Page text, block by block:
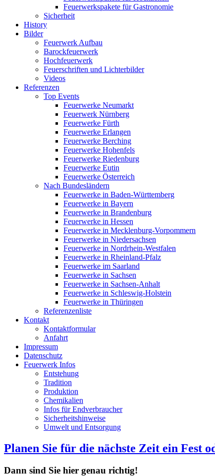
Feuerwerkspakete für Gastronomie
Sicherheit
History
Bilder
Feuerwerk Aufbau
Barockfeuerwerk
Hochfeuerwerk
Feuerschriften und Lichterbilder
Videos
Referenzen
Top Events
Feuerwerke Neumarkt
Feuerwerk Nürnberg
Feuerwerke Fürth
Feuerwerke Erlangen
Feuerwerke Berching
Feuerwerke Hohenfels
Feuerwerke Riedenburg
Feuerwerke Eutin
Feuerwerke Österreich
Nach Bundesländern
Feuerwerke in Baden-Württemberg
Feuerwerke in Bayern
Feuerwerke in Brandenburg
Feuerwerke in Hessen
Feuerwerke in Mecklenburg-Vorpommern
Feuerwerke in Niedersachsen
Feuerwerke in Nordrhein-Westfalen
Feuerwerke in Rheinland-Pfalz
Feuerwerke im Saarland
Feuerwerke in Sachsen
Feuerwerke in Sachsen-Anhalt
Feuerwerke in Schleswig-Holstein
Feuerwerke in Thüringen
Referenzenliste
Kontakt
Kontaktformular
Anfahrt
Impressum
Datenschutz
Feuerwerk Infos
Entstehung
Tradition
Produktion
Chemikalien
Infos für Endverbraucher
Sicherheitshinweise
Umwelt und Entsorgung
Planen Sie für die nächste Zeit ein Fest
Dann sind Sie hier genau richtig!